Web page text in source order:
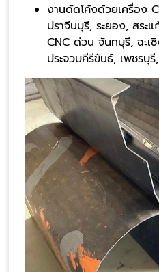
งานดัดโค้งด้วยเครื่อง
ปราจีนบุรี, ระยอง, สระ
CNC ด่วน จันทบุรี, ฉะเ
ประจวบคีรีขันธ์, เพชรบุรี